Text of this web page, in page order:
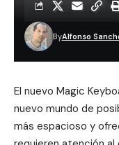
ByAlfonso
El nuevo Magic
nuevo mundo de
más espacioso y